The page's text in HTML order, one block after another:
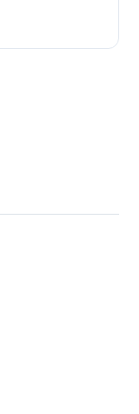
文章類